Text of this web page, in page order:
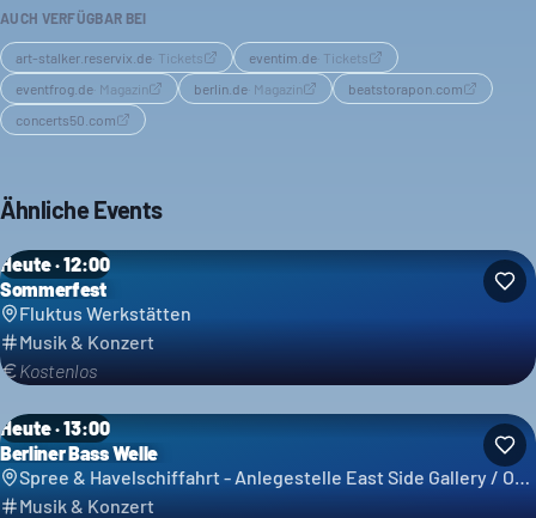
AUCH VERFÜGBAR BEI
art-stalker.reservix.de Tickets eventim.de Tickets
eventfrog.de Magazin berlin.de Magazin
beatstorapon.com
concerts50.com
Ähnliche Events
Heute · 12:00
Sommerfest
Fluktus Werkstätten
Musik & Konzert
Kostenlos
Heute · 13:00
Berliner Bass Welle
Spree & Havelschiffahrt - Anlegestelle East Side Gallery / Ostbahnhof - Reederei Grimm & Lindecke GbR
Musik & Konzert